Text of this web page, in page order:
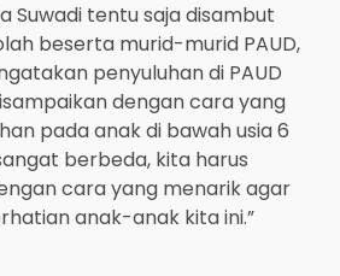
Suwadi tentu saja disambut
beserta murid-murid PAUD,
penyuluhan di PAUD
dengan cara yang
pada anak di bawah usia 6
berbeda, kita harus
cara yang menarik agar
anak-anak kita ini.”